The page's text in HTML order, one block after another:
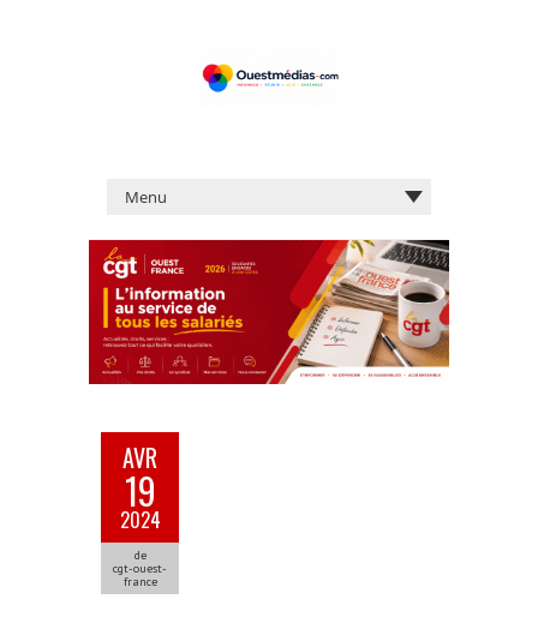
AVR
19
2024
de
cgt-ouest-
france